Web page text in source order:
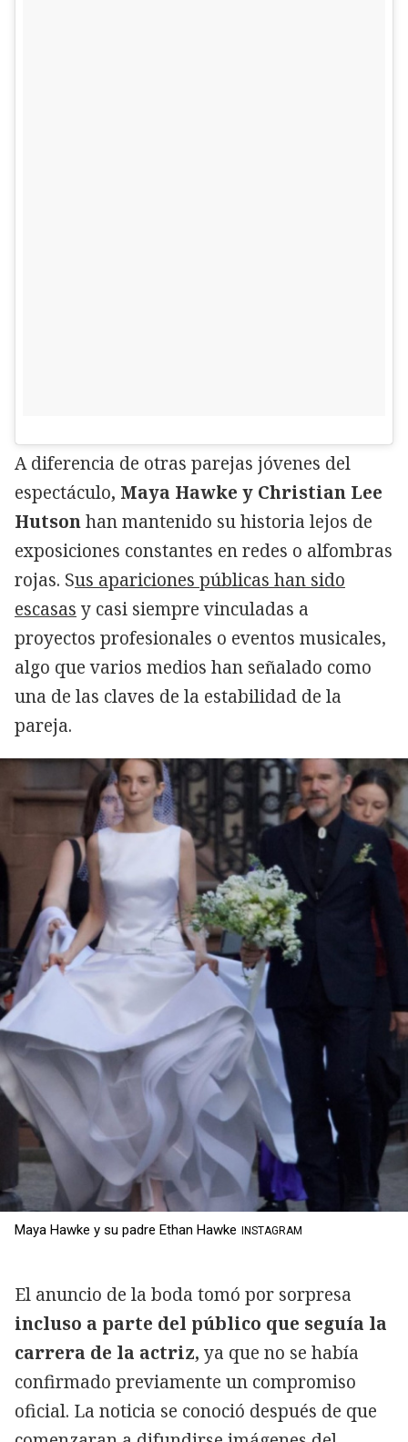
A diferencia de otras parejas jóvenes del
espectáculo, Maya Hawke y Christian Lee
Hutsonhan mantenido su historia lejos de
exposiciones constantes en redes o alfombras
rojas. Sus apariciones públicas han sido
escasas y casi siempre vinculadas a
proyectos profesionales o eventos musicales,
algo que varios medios han señalado como
una de las claves de la estabilidad de la
pareja.
Maya Hawke y su padre Ethan Hawke INSTAGRAM
El anuncio de la boda tomó por sorpresa
incluso a parte del público que seguía la
carrera de la actriz, ya que no se había
confirmado previamente un compromiso
oficial. La noticia se conoció después de que